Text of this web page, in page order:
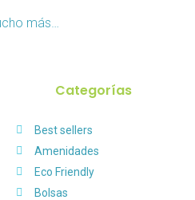
más…
Categorías
Best sellers
Amenidades
Eco Friendly
Bolsas